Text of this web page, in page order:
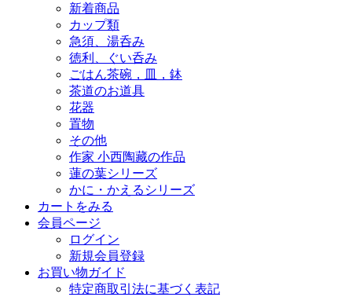
新着商品
カップ類
急須、湯呑み
徳利、ぐい呑み
ごはん茶碗，皿，鉢
茶道のお道具
花器
置物
その他
作家 小西陶藏の作品
蓮の葉シリーズ
かに・かえるシリーズ
カートをみる
会員ページ
ログイン
新規会員登録
お買い物ガイド
特定商取引法に基づく表記